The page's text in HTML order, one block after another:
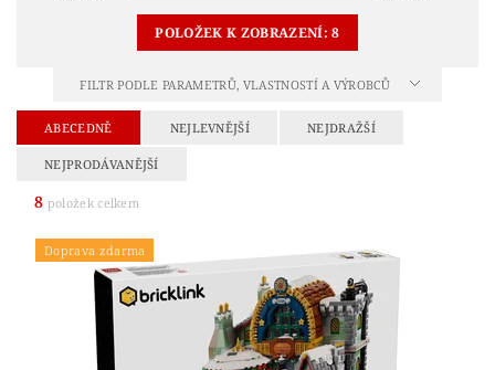
POLOŽEK K ZOBRAZENÍ:8
FILTR PODLE PARAMETRŮ, VLASTNOSTÍ A VÝROBCŮ
ABECEDNĚ NEJLEVNĚJŠÍ NEJDRAŽŠÍ
NEJPRODÁVANĚJŠÍ
8 položek celkem
Doprava zdarma